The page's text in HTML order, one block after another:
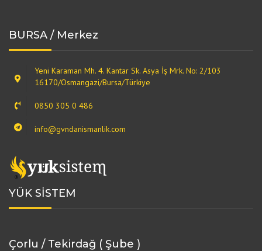
BURSA / Merkez
Yeni Karaman Mh. 4. Kantar Sk. Asya İş Mrk. No: 2/103
16170/Osmangazi/Bursa/Türkiye
0850 305 0 486
info@gvndanismanlik.com
YÜK SİSTEM
Çorlu / Tekirdağ ( Şube )